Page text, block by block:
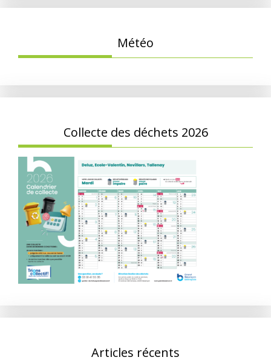
Météo
Collecte des déchets 2026
Articles récents